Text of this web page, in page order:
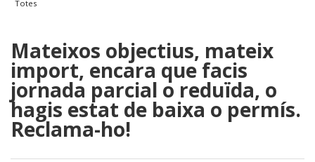
Totes
Mateixos objectius, mateix
import, encara que facis
jornada parcial o reduïda, o
hagis estat de baixa o permís.
Reclama-ho!